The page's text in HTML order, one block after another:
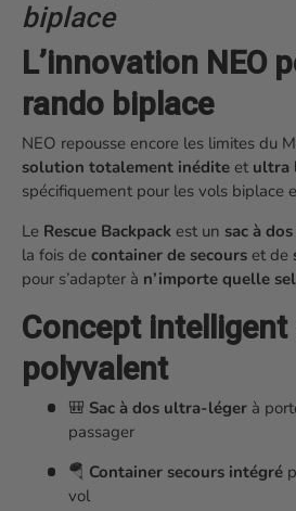
biplace
L’innovation NEO
rando biplace
NEO repousse encore les limites du
solution totalement inédite et ultra
spécifiquement pour les vols biplace
Le Rescue Backpack est un sac à
la fois de container de secours et de
pour s’adapter à n’importe quelle
Concept intelligent
polyvalent
🎒 Sac à dos ultra-légerà
passager
🪂 Container secours intégré
vol